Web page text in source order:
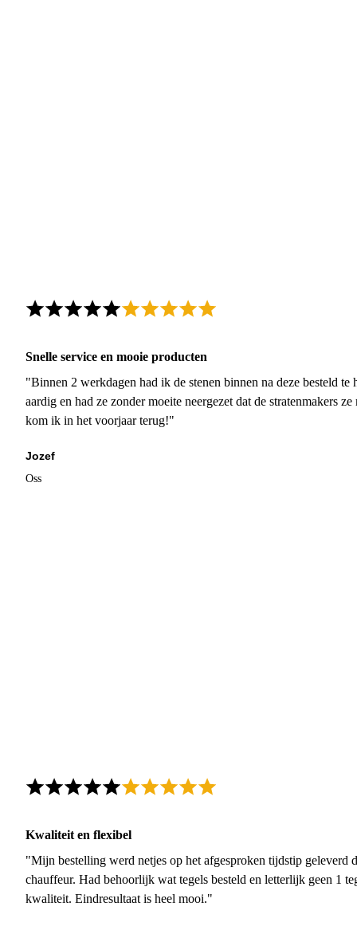
Snelle service en mooie producten
"Binnen 2 werkdagen had ik de stenen binnen na deze besteld
aardig en had ze zonder moeite neergezet dat de stratenmakers
kom ik in het voorjaar terug!"
Jozef
Oss
Kwaliteit en flexibel
"Mijn bestelling werd netjes op het afgesproken tijdstip geleverd
chauffeur. Had behoorlijk wat tegels besteld en letterlijk geen 1
kwaliteit. Eindresultaat is heel mooi."